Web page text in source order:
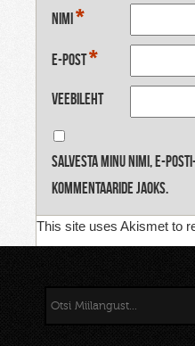
Nimi*
E-post*
Veebileht
Salvesta minu nimi, e-
kommentaaride jaoks.
This site uses Akismet to